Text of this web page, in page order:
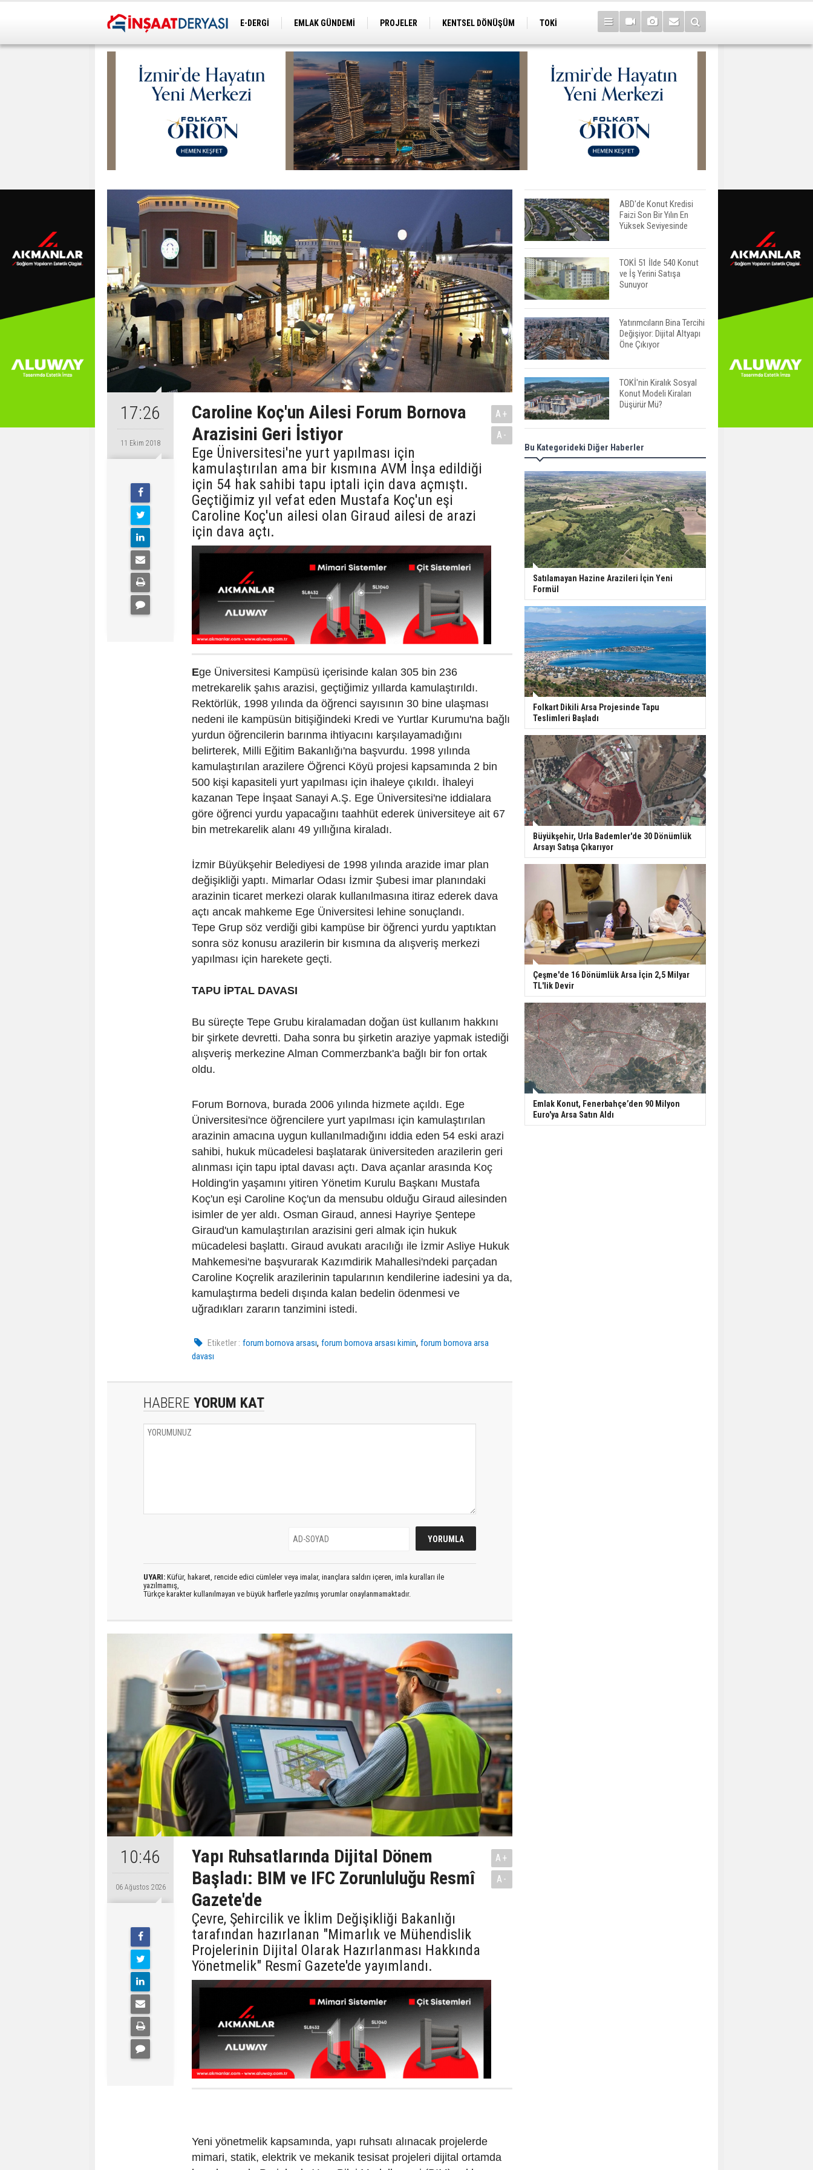
E-DERGİ EMLAK GÜNDEMİ PROJELER KENTSEL DÖNÜŞÜM
TOKİ
17:26
11 Ekim 2018
Caroline Koç'un Ailesi Forum Bornova
Arazisini Geri İstiyor
Ege Üniversitesi'ne yurt yapılması için
kamulaştırılan ama bir kısmına AVM İnşa edildiği
için 54 hak sahibi tapu iptali için dava açmıştı.
Geçtiğimiz yıl vefat eden Mustafa Koç'un eşi
Caroline Koç'un ailesi olan Giraud ailesi de arazi
için dava açtı.
A+
A-
Ege Üniversitesi Kampüsü içerisinde kalan 305 bin 236
metrekarelik şahıs arazisi, geçtiğimiz yıllarda kamulaştırıldı.
Rektörlük, 1998 yılında da öğrenci sayısının 30 bine ulaşması
nedeni ile kampüsün bitişiğindeki Kredi ve Yurtlar Kurumu'na bağlı
yurdun öğrencilerin barınma ihtiyacını karşılayamadığını
belirterek, Milli Eğitim Bakanlığı'na başvurdu. 1998 yılında
kamulaştırılan arazilere Öğrenci Köyü projesi kapsamında 2 bin
500 kişi kapasiteli yurt yapılması için ihaleye çıkıldı. İhaleyi
kazanan Tepe İnşaat Sanayi A.Ş. Ege Üniversitesi'ne iddialara
göre öğrenci yurdu yapacağını taahhüt ederek üniversiteye ait 67
bin metrekarelik alanı 49 yıllığına kiraladı.
İzmir Büyükşehir Belediyesi de 1998 yılında arazide imar plan
değişikliği yaptı. Mimarlar Odası İzmir Şubesi imar planındaki
arazinin ticaret merkezi olarak kullanılmasına itiraz ederek dava
açtı ancak mahkeme Ege Üniversitesi lehine sonuçlandı.
Tepe Grup söz verdiği gibi kampüse bir öğrenci yurdu yaptıktan
sonra söz konusu arazilerin bir kısmına da alışveriş merkezi
yapılması için harekete geçti.
TAPU İPTAL DAVASI
Bu süreçte Tepe Grubu kiralamadan doğan üst kullanım hakkını
bir şirkete devretti. Daha sonra bu şirketin araziye yapmak istediği
alışveriş merkezine Alman Commerzbank'a bağlı bir fon ortak
oldu.
Forum Bornova, burada 2006 yılında hizmete açıldı. Ege
Üniversitesi'nce öğrencilere yurt yapılması için kamulaştırılan
arazinin amacına uygun kullanılmadığını iddia eden 54 eski arazi
sahibi, hukuk mücadelesi başlatarak üniversiteden arazilerin geri
alınması için tapu iptal davası açtı. Dava açanlar arasında Koç
Holding'in yaşamını yitiren Yönetim Kurulu Başkanı Mustafa
Koç'un eşi Caroline Koç'un da mensubu olduğu Giraud ailesinden
isimler de yer aldı. Osman Giraud, annesi Hayriye Şentepe
Giraud'un kamulaştırılan arazisini geri almak için hukuk
mücadelesi başlattı. Giraud avukatı aracılığı ile İzmir Asliye Hukuk
Mahkemesi'ne başvurarak Kazımdirik Mahallesi'ndeki parçadan
Caroline Koçrelik arazilerinin tapularının kendilerine iadesini ya da,
kamulaştırma bedeli dışında kalan bedelin ödenmesi ve
uğradıkları zararın tanzimini istedi.
Etiketler : forum bornova arsası,forum bornova arsası kimin,forum bornova arsa
davası
HABERE YORUM KAT
UYARI: Küfür, hakaret, rencide edici cümleler veya imalar, inançlara saldırı içeren, imla kuralları ile
yazılmamış,
Türkçe karakter kullanılmayan ve büyük harflerle yazılmış yorumlar onaylanmamaktadır.
10:46
06 Ağustos 2026
Yapı Ruhsatlarında Dijital Dönem
Başladı: BIM ve IFC Zorunluluğu Resmî
Gazete'de
Çevre, Şehircilik ve İklim Değişikliği Bakanlığı
tarafından hazırlanan "Mimarlık ve Mühendislik
Projelerinin Dijital Olarak Hazırlanması Hakkında
Yönetmelik" Resmî Gazete'de yayımlandı.
A+
A-
Yeni yönetmelik kapsamında, yapı ruhsatı alınacak projelerde
mimari, statik, elektrik ve mekanik tesisat projeleri dijital ortamda
ABD'de Konut Kredisi
Faizi Son Bir Yılın En
Yüksek Seviyesinde
TOKİ 51 İlde 540 Konut
ve İş Yerini Satışa
Sunuyor
Yatırımcıların Bina Tercihi
Değişiyor: Dijital Altyapı
Öne Çıkıyor
TOKİ'nin Kiralık Sosyal
Konut Modeli Kiraları
Düşürür Mü?
İkinci El Konut Fiyatları
İspanya'da Bir Yılda
Konut Satışları Güçlü
Seyrini Korudu Yabancıya
Satış Geriledi
ABD'de İnşaat
Harcamaları Geriledi
Tercih Döneminde
Barınma Telaşı Başladı
Aileden Miras Kalan Ev
Nasıl Satılır?
İstanbul'da 15 Bin Kiralık
Sosyal Konut Eylülde
Kiraya Verilecek
Bu Kategorideki Diğer Haberler
Satılamayan Hazine Arazileri İçin Yeni
Formül
Folkart Dikili Arsa Projesinde Tapu
Teslimleri Başladı
Büyükşehir, Urla Bademler'de 30 Dönümlük
Arsayı Satışa Çıkarıyor
Çeşme'de 16 Dönümlük Arsa İçin 2,5 Milyar
TL'lik Devir
Emlak Konut, Fenerbahçe’den 90 Milyon
Euro'ya Arsa Satın Aldı